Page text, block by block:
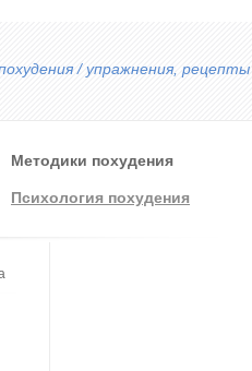
/ упражнения, рецепты
Методики похудения
Психология похудения